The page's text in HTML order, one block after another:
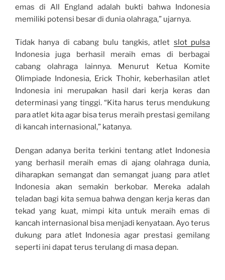
emas di All England adalah bukti bahwa Indonesia
memiliki potensi besar di dunia olahraga,” ujarnya.
Tidak hanya di cabang bulu tangkis, atlet slot pulsa
Indonesia juga berhasil meraih emas di berbagai
cabang olahraga lainnya. Menurut Ketua Komite
Olimpiade Indonesia, Erick Thohir, keberhasilan atlet
Indonesia ini merupakan hasil dari kerja keras dan
determinasi yang tinggi. “Kita harus terus mendukung
para atlet kita agar bisa terus meraih prestasi gemilang
di kancah internasional,” katanya.
Dengan adanya berita terkini tentang atlet Indonesia
yang berhasil meraih emas di ajang olahraga dunia,
diharapkan semangat dan semangat juang para atlet
Indonesia akan semakin berkobar. Mereka adalah
teladan bagi kita semua bahwa dengan kerja keras dan
tekad yang kuat, mimpi kita untuk meraih emas di
kancah internasional bisa menjadi kenyataan. Ayo terus
dukung para atlet Indonesia agar prestasi gemilang
seperti ini dapat terus terulang di masa depan.